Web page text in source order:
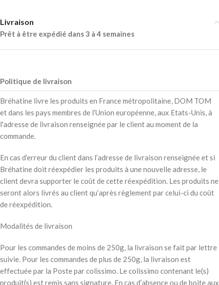
Livraison
Prêt à être expédié dans 3 à 4 semaines
Politique de livraison
Bréhatine livre les produits en France métropolitaine, DOM TOM
et dans les pays membres de l’Union européenne, aux Etats-Unis, à
l'adresse de livraison renseignée par le client au moment de la
commande.
En cas d’erreur du client dans l’adresse de livraison renseignée et si
Bréhatine doit réexpédier les produits à une nouvelle adresse, le
client devra supporter le coût de cette réexpédition. Les produits ne
seront alors livrés au client qu’après règlement par celui-ci du coût
de réexpédition.
Modalités de livraison
Pour les commandes de moins de 250g, la livraison se fait par lettre
suivie. Pour les commandes de plus de 250g, la livraison est
effectuée par la Poste par colissimo. Le colissimo contenant le(s)
produit(s) est remis sans signature. En cas d’absence ou de boite aux